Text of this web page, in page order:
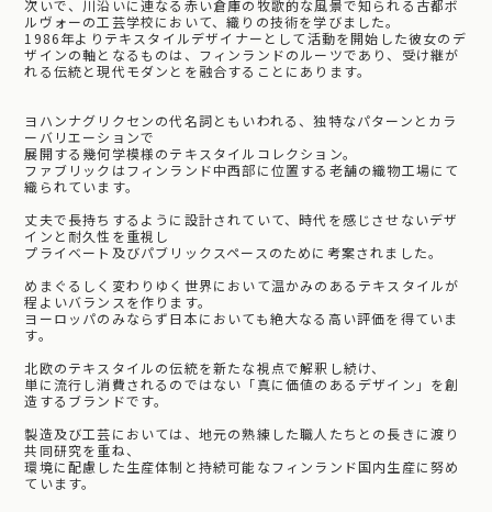
次いで、川沿いに連なる赤い倉庫の牧歌的な風景で知られる古都ボ
ルヴォーの工芸学校において、織りの技術を学びました。
1986年よりテキスタイルデザイナーとして活動を開始した彼女のデ
ザインの軸となるものは、フィンランドのルーツであり、受け継が
れる伝統と現代モダンとを融合することにあります。
ヨハンナグリクセンの代名詞ともいわれる、独特なパターンとカラ
ーバリエーションで
展開する幾何学模様のテキスタイルコレクション。
ファブリックはフィンランド中西部に位置する老舗の織物工場にて
織られています。
丈夫で長持ちするように設計されていて、時代を感じさせないデザ
インと耐久性を重視し
プライベート及びパブリックスペースのために考案されました。
めまぐるしく変わりゆく世界において温かみのあるテキスタイルが
程よいバランスを作ります。
ヨーロッパのみならず日本においても絶大なる高い評価を得ていま
す。
北欧のテキスタイルの伝統を新たな視点で解釈し続け、
単に流行し消費されるのではない「真に価値のあるデザイン」を創
造するブランドです。
製造及び工芸においては、地元の熟練した職人たちとの長きに渡り
共同研究を重ね、
環境に配慮した生産体制と持続可能なフィンランド国内生産に努め
ています。